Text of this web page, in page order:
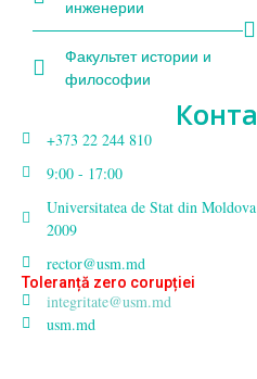
инженерии
Факультет истории и
философии
+373 22 244 810
9:00 - 17:00
Universitatea de Stat din
2009
rector@usm.md
Toleranță zero corupției
integritate@usm.md
usm.md